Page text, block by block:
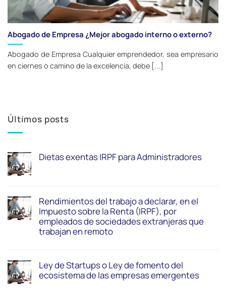
Abogado de Empresa ¿Mejor abogado interno o externo?
Abogado de Empresa Cualquier emprendedor, sea empresario
en ciernes o camino de la excelencia, debe [...]
Últimos posts
Dietas exentas IRPF para Administradores
Rendimientos del trabajo a declarar, en el
Impuesto sobre la Renta (IRPF), por
empleados de sociedades extranjeras que
trabajan en remoto
Ley de Startups o Ley de fomento del
ecosistema de las empresas emergentes